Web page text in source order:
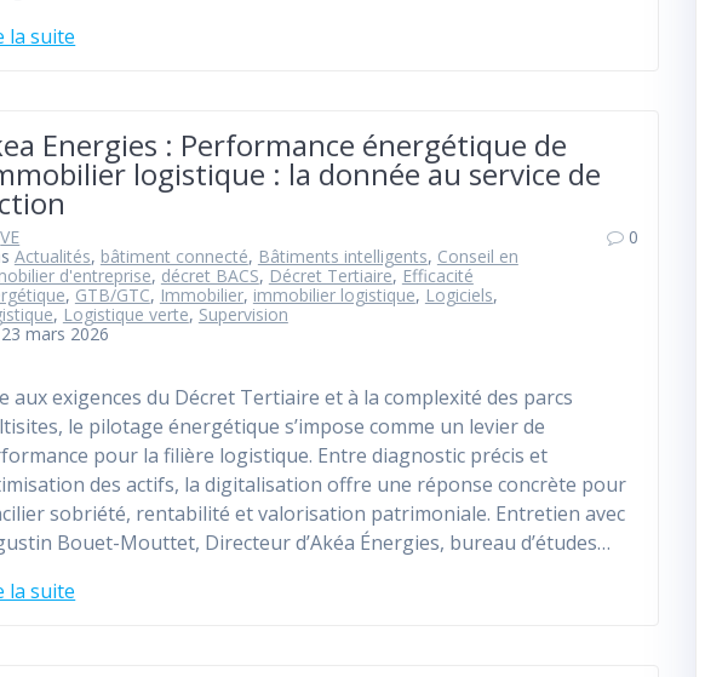
la suite
Energies : Performance énergétique de
logistique : la donnée au service de
VE
Actualités, bâtiment connecté, Bâtiments intelligents, Conseil en
d'entreprise, décret BACS, Décret Tertiaire, Efficacité
, GTB/GTC, Immobilier, immobilier logistique, Logiciels,
, Logistique verte, Supervision
mars 2026
0
aux exigences du Décret Tertiaire et à la complexité des parcs
le pilotage énergétique s’impose comme un levier de
pour la filière logistique. Entre diagnostic précis et
des actifs, la digitalisation offre une réponse concrète pour
sobriété, rentabilité et valorisation patrimoniale. Entretien avec
Bouet-Mouttet, Directeur d’Akéa Énergies, bureau d’études…
la suite